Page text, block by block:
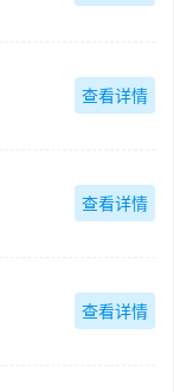
查看详情
查看详情
查看详情